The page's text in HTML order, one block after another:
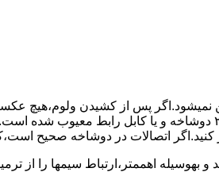
نمیشود.اﮔﺮ ﭘﺲ از ﮐﺸﯿﺪن وﻟﻮم،ﻫﯿﭻ
بعنوان ﻋﻠﻞ احتمالی بروز چنین مشکلی در نظر داشته باشید:۱٫
کنید.اﮔﺮ اﺗﺼﺎﻻت در دوشاخه ﺻﺤﯿﺢ
بهوسیله اهممتر،ارﺗﺒﺎط سیمها را از